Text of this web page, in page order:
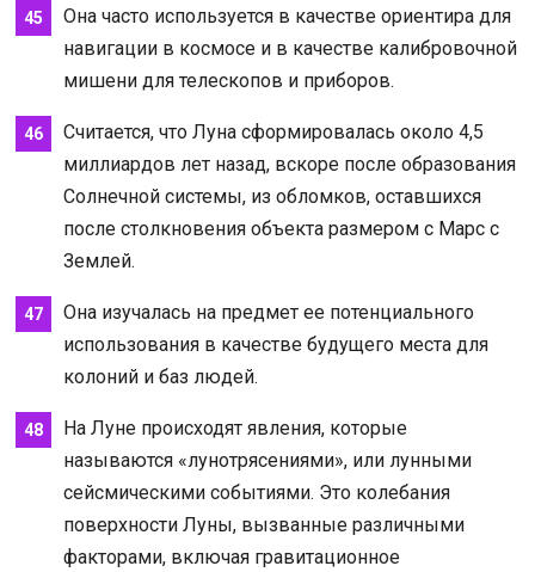
Она часто используется в качестве ориентира для
навигации в космосе и в качестве калибровочной
мишени для телескопов и приборов.
Считается, что Луна сформировалась около 4,5
миллиардов лет назад, вскоре после образования
Солнечной системы, из обломков, оставшихся
после столкновения объекта размером с Марс с
Землей.
Она изучалась на предмет ее потенциального
использования в качестве будущего места для
колоний и баз людей.
На Луне происходят явления, которые
называются «лунотрясениями», или лунными
сейсмическими событиями. Это колебания
поверхности Луны, вызванные различными
факторами, включая гравитационное